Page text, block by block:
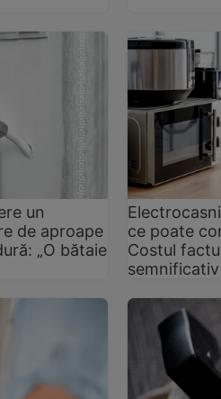
un
de aproape
„O bătaie
ce poate
Costul
semnificativ